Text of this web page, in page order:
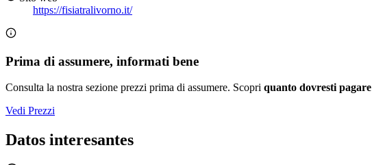
https://fisiatralivorno.it/
Prima di assumere, informati bene
Consulta la nostra sezione prezzi prima di assumere. Scopri quanto dovresti pagare
Vedi Prezzi
Datos interesantes